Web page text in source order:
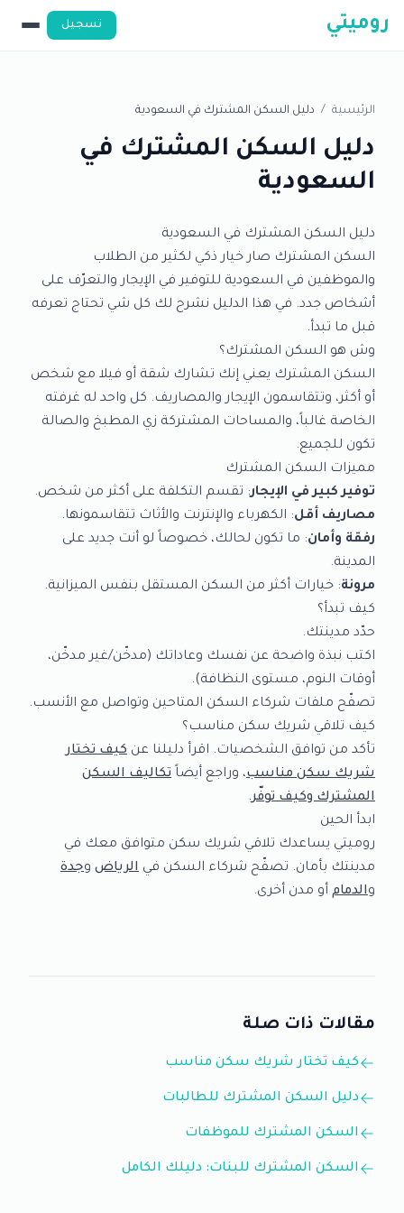
روميتي تسجيل
الرئيسية / دليل السكن المشترك في السعودية
دليل السكن المشترك في
السعودية
دليل السكن المشترك في السعودية
السكن المشترك صار خيار ذكي لكثير من الطلاب
والموظفين في السعودية للتوفير في الإيجار والتعرّف على
أشخاص جدد. في هذا الدليل نشرح لك كل شي تحتاج تعرفه
قبل ما تبدأ.
وش هو السكن المشترك؟
السكن المشترك يعني إنك تشارك شقة أو فيلا مع شخص
أو أكثر، وتتقاسمون الإيجار والمصاريف. كل واحد له غرفته
الخاصة غالباً، والمساحات المشتركة زي المطبخ والصالة
تكون للجميع.
مميزات السكن المشترك
توفير كبير في الإيجار: تقسم التكلفة على أكثر من شخص.
مصاريف أقل: الكهرباء والإنترنت والأثاث تتقاسمونها.
رفقة وأمان: ما تكون لحالك، خصوصاً لو أنت جديد على
المدينة.
مرونة: خيارات أكثر من السكن المستقل بنفس الميزانية.
كيف تبدأ؟
حدّد مدينتك.
اكتب نبذة واضحة عن نفسك وعاداتك (مدخّن/غير مدخّن،
أوقات النوم، مستوى النظافة).
تصفّح ملفات شركاء السكن المتاحين وتواصل مع الأنسب.
كيف تلاقي شريك سكن مناسب؟
تأكد من توافق الشخصيات. اقرأ دليلنا عن كيف تختار
شريك سكن مناسب، وراجع أيضاً تكاليف السكن
المشترك وكيف توفّر.
ابدأ الحين
روميتي يساعدك تلاقي شريك سكن متوافق معك في
مدينتك بأمان. تصفّح شركاء السكن في الرياض وجدة
والدمام أو مدن أخرى.
مقالات ذات صلة
كيف تختار شريك سكن مناسب
دليل السكن المشترك للطالبات
السكن المشترك للموظفات
السكن المشترك للبنات: دليلك الكامل